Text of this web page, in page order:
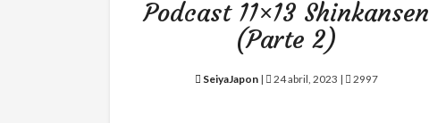
Podcast 11×13 Shinkansen
(Parte 2)
SeiyaJapon| 24 abril, 2023 | 2997